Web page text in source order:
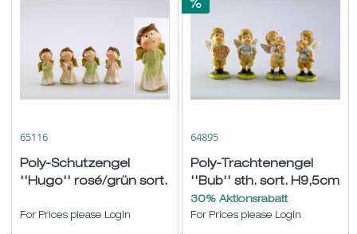
65116
Poly-Schutzengel
''Hugo'' rosé/grün sort.
For Prices please LogIn
64895
Poly-Trachtenengel
''Bub'' sth. sort. H9,5cm
30% Aktionsrabatt
For Prices please LogIn